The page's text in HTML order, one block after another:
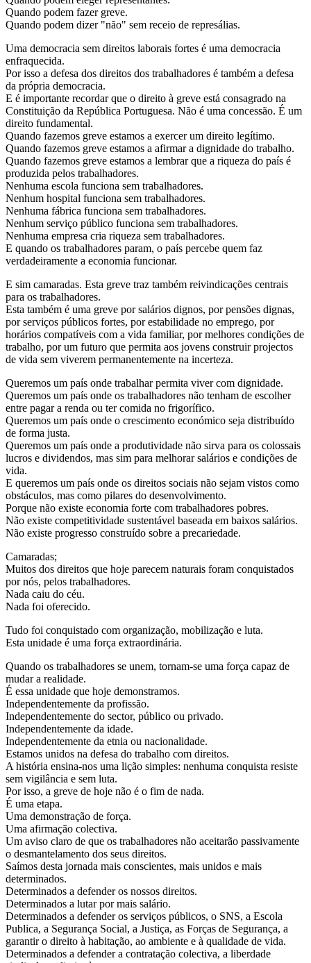
Quando podem fazer greve.
Quando podem dizer "não" sem receio de represálias.
Uma democracia sem direitos laborais fortes é uma democracia
enfraquecida.
Por isso a defesa dos direitos dos trabalhadores é também a defesa
da própria democracia.
E é importante recordar que o direito à greve está consagrado na
Constituição da República Portuguesa. Não é uma concessão. É um
direito fundamental.
Quando fazemos greve estamos a exercer um direito legítimo.
Quando fazemos greve estamos a afirmar a dignidade do trabalho.
Quando fazemos greve estamos a lembrar que a riqueza do país é
produzida pelos trabalhadores.
Nenhuma escola funciona sem trabalhadores.
Nenhum hospital funciona sem trabalhadores.
Nenhuma fábrica funciona sem trabalhadores.
Nenhum serviço público funciona sem trabalhadores.
Nenhuma empresa cria riqueza sem trabalhadores.
E quando os trabalhadores param, o país percebe quem faz
verdadeiramente a economia funcionar.
E sim camaradas. Esta greve traz também reivindicações centrais
para os trabalhadores.
Esta também é uma greve por salários dignos, por pensões dignas,
por serviços públicos fortes, por estabilidade no emprego, por
horários compatíveis com a vida familiar, por melhores condições de
trabalho, por um futuro que permita aos jovens construir projectos
de vida sem viverem permanentemente na incerteza.
Queremos um país onde trabalhar permita viver com dignidade.
Queremos um país onde os trabalhadores não tenham de escolher
entre pagar a renda ou ter comida no frigorífico.
Queremos um país onde o crescimento económico seja distribuído
de forma justa.
Queremos um país onde a produtividade não sirva para os colossais
lucros e dividendos, mas sim para melhorar salários e condições de
vida.
E queremos um país onde os direitos sociais não sejam vistos como
obstáculos, mas como pilares do desenvolvimento.
Porque não existe economia forte com trabalhadores pobres.
Não existe competitividade sustentável baseada em baixos salários.
Não existe progresso construído sobre a precariedade.
Camaradas;
Muitos dos direitos que hoje parecem naturais foram conquistados
por nós, pelos trabalhadores.
Nada caiu do céu.
Nada foi oferecido.
Tudo foi conquistado com organização, mobilização e luta.
Esta unidade é uma força extraordinária.
Quando os trabalhadores se unem, tornam-se uma força capaz de
mudar a realidade.
É essa unidade que hoje demonstramos.
Independentemente da profissão.
Independentemente do sector, público ou privado.
Independentemente da idade.
Independentemente da etnia ou nacionalidade.
Estamos unidos na defesa do trabalho com direitos.
A história ensina-nos uma lição simples: nenhuma conquista resiste
sem vigilância e sem luta.
Por isso, a greve de hoje não é o fim de nada.
É uma etapa.
Uma demonstração de força.
Uma afirmação colectiva.
Um aviso claro de que os trabalhadores não aceitarão passivamente
o desmantelamento dos seus direitos.
Saímos desta jornada mais conscientes, mais unidos e mais
determinados.
Determinados a defender os nossos direitos.
Determinados a lutar por mais salário.
Determinados a defender os serviços públicos, o SNS, a Escola
Publica, a Segurança Social, a Justiça, as Forças de Segurança, a
garantir o direito à habitação, ao ambiente e à qualidade de vida.
Determinados a defender a contratação colectiva, a liberdade